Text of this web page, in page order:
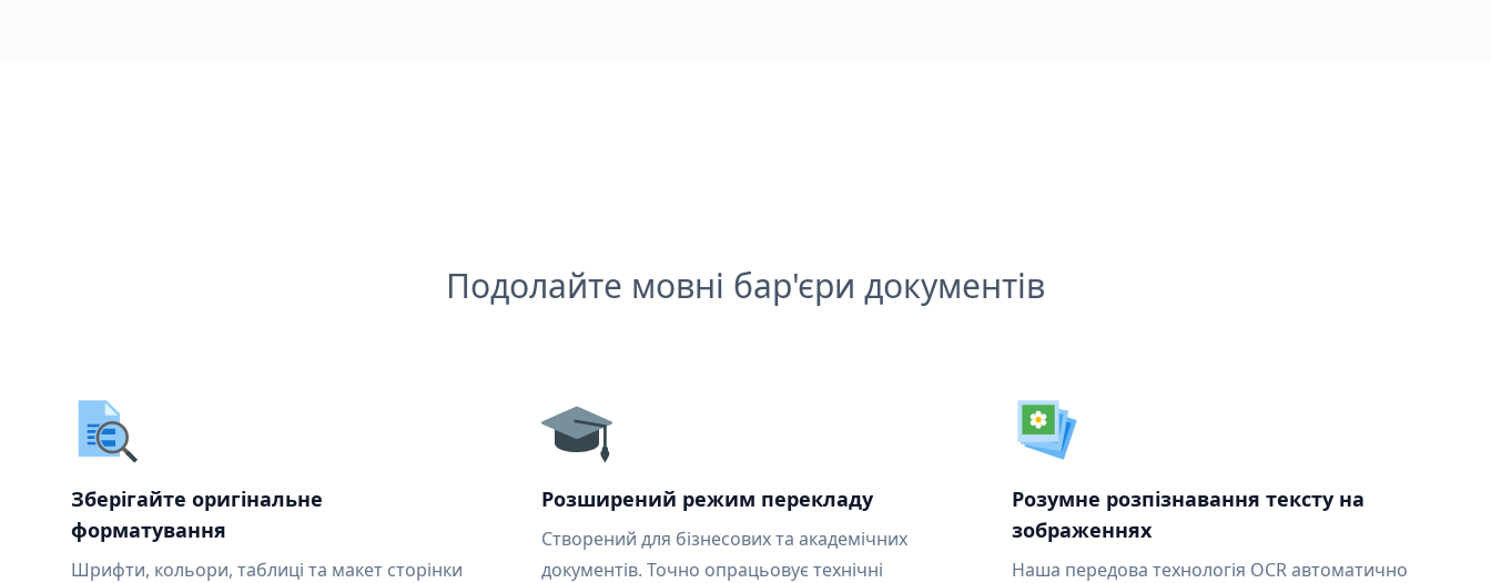
Подолайте мовні бар'єри документів
Зберігайте оригінальне
форматування
Шрифти, кольори, таблиці та макет сторінки
Розширений режим перекладу
Створений для бізнесових та академічних
документів. Точно опрацьовує технічні
Розумне розпізнавання тексту на
зображеннях
Наша передова технологія OCR автоматично